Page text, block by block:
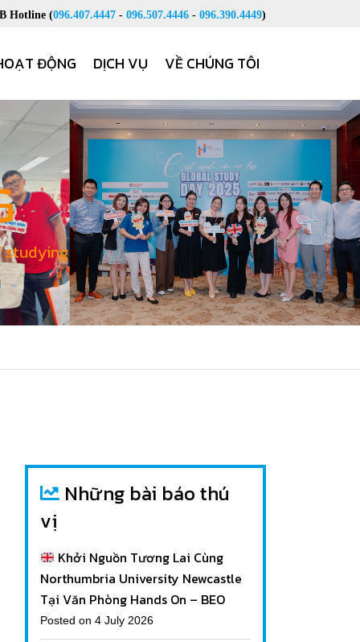
Hotline (096.407.4447 - 096.507.4446 - 096.390.4449)
ĐỘNG DỊCH VỤ VỀ CHÚNG TÔI
studying
Những bài báo thú
vị
Khởi Nguồn Tương Lai Cùng
Northumbria University Newcastle
Tại Văn Phòng Hands On – BEO
Posted on 4 July 2026